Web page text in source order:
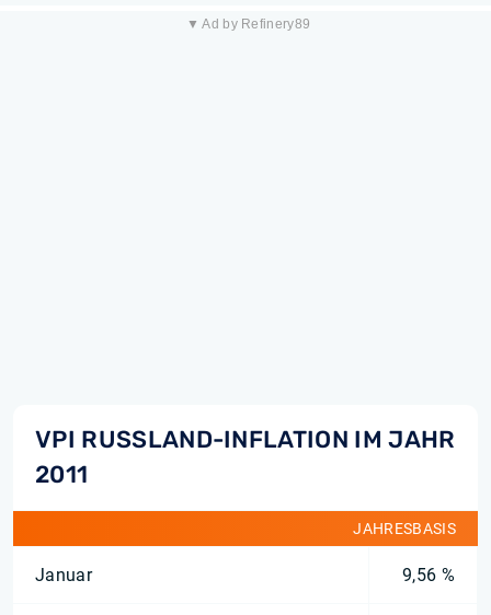
▼ Ad by Refinery89
VPI RUSSLAND-INFLATION IM JAHR
2011
JAHRESBASIS
Januar 9,56 %